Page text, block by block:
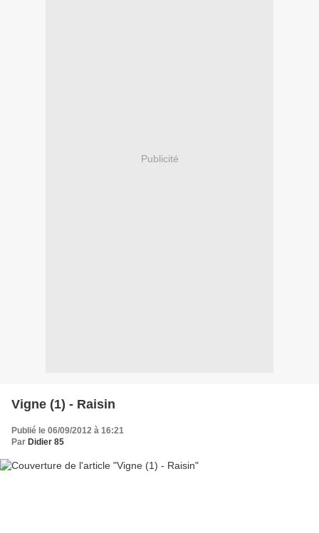
Publicité
Vigne (1) - Raisin
Publié le 06/09/2012 à 16:21
Par Didier 85